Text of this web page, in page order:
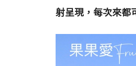
射呈現，每次來都